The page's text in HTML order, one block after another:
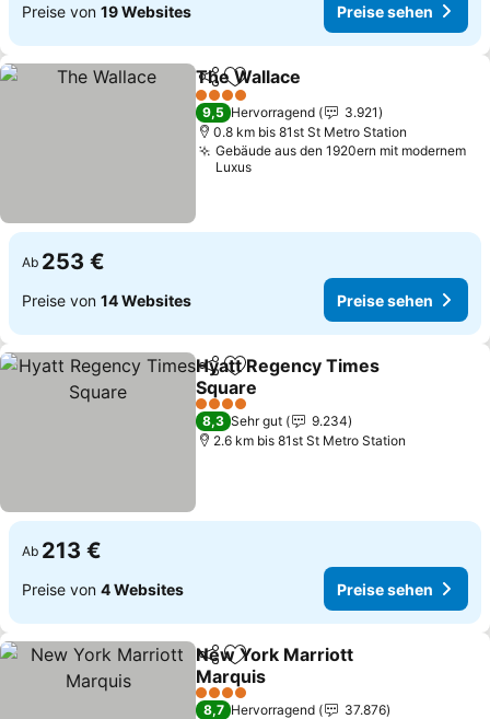
Preise von 19 Websites Preise sehen
TeilenZu Favoriten hinzufügen
The Wallace
4 Sterne
9,5 Hervorragend
3.921
0.8 km bis 81st St Metro Station
Gebäude aus den 1920ern mit modernem
Luxus
Ab 253 €
Preise von 14 Websites Preise sehen
TeilenZu Favoriten hinzufügen
Hyatt Regency Times
Square
Preise sehen
4 Sterne
8,3 Sehr gut
9.234
2.6 km bis 81st St Metro Station
Ab 213 €
Preise von 4 Websites Preise sehen
TeilenZu Favoriten hinzufügen
New York Marriott
Marquis
Preise sehen
4 Sterne
8,7 Hervorragend
37.876